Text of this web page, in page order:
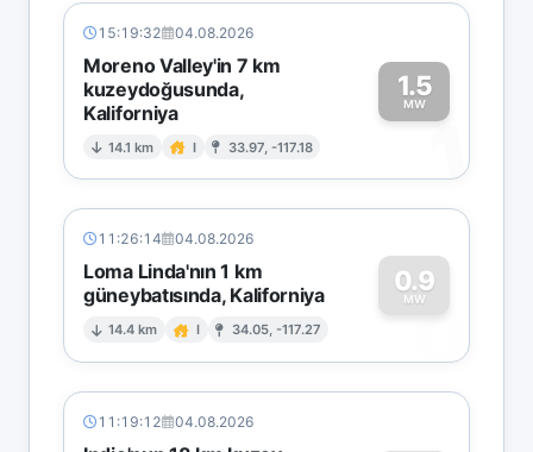
15:19:32 04.08.2026
Moreno Valley'in 7 km
kuzeydoğusunda,
Kaliforniya
14.1 km I 33.97, -117.18
1.5
MW
1
11:26:14 04.08.2026
Loma Linda'nın 1 km
güneybatısında, Kaliforniya
14.4 km I 34.05, -117.27
0.9
MW
0
11:19:12 04.08.2026